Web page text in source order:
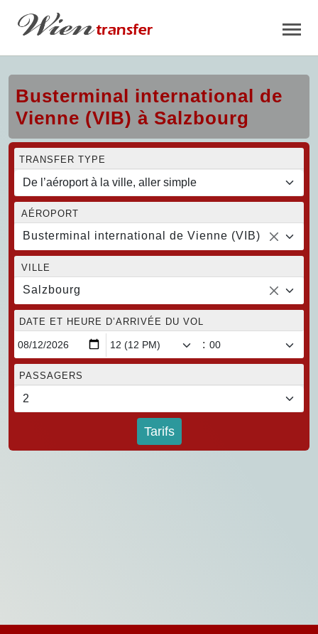
Busterminal international de
Vienne (VIB) à Salzbourg
TRANSFER TYPE
AÉROPORT
Busterminal international de Vienne (VIB)
VILLE
Salzbourg
DATE ET HEURE D’ARRIVÉE DU VOL
:
PASSAGERS
Tarifs